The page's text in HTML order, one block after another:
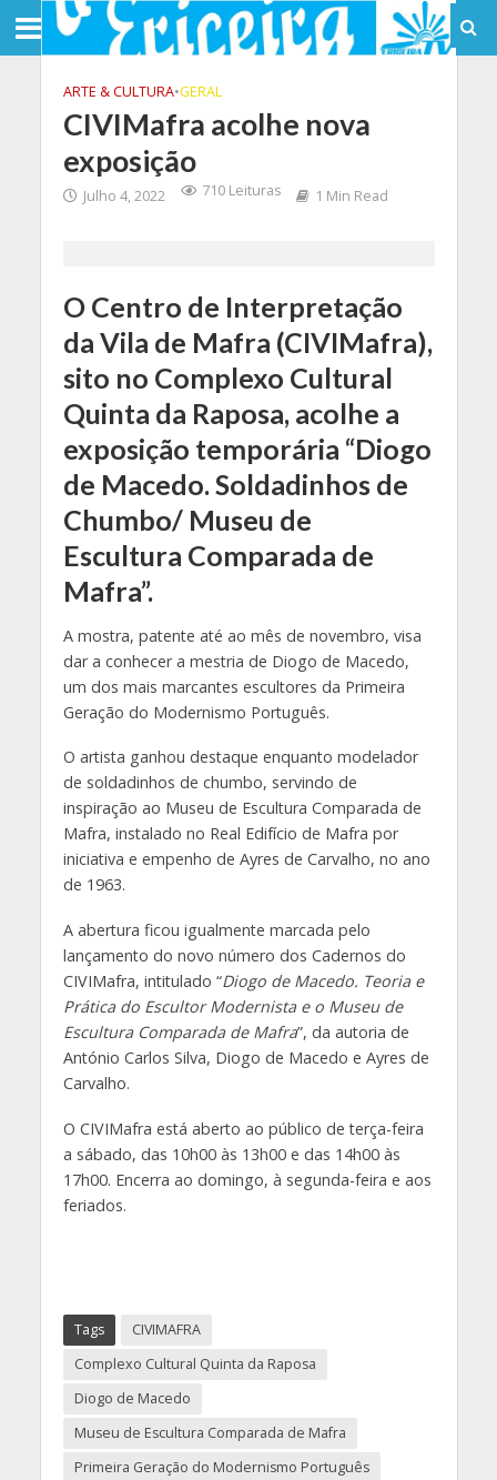
ARTE & CULTURA•GERAL
CIVIMafra acolhe nova
exposição
Julho 4, 2022 710 Leituras 1 Min Read
O Centro de Interpretação
da Vila de Mafra (CIVIMafra),
sito no Complexo Cultural
Quinta da Raposa, acolhe a
exposição temporária “Diogo
de Macedo. Soldadinhos de
Chumbo/ Museu de
Escultura Comparada de
Mafra”.
A mostra, patente até ao mês de novembro, visa
dar a conhecer a mestria de Diogo de Macedo,
um dos mais marcantes escultores da Primeira
Geração do Modernismo Português.
O artista ganhou destaque enquanto modelador
de soldadinhos de chumbo, servindo de
inspiração ao Museu de Escultura Comparada de
Mafra, instalado no Real Edifício de Mafra por
iniciativa e empenho de Ayres de Carvalho, no ano
de 1963.
A abertura ficou igualmente marcada pelo
lançamento do novo número dos Cadernos do
CIVIMafra, intitulado “Diogo de Macedo. Teoria e
Prática do Escultor Modernista e o Museu de
Escultura Comparada de Mafra”, da autoria de
António Carlos Silva, Diogo de Macedo e Ayres de
Carvalho.
O CIVIMafra está aberto ao público de terça-feira
a sábado, das 10h00 às 13h00 e das 14h00 às
17h00. Encerra ao domingo, à segunda-feira e aos
feriados.
Tags
CIVIMAFRA
Complexo Cultural Quinta da Raposa
Diogo de Macedo
Museu de Escultura Comparada de Mafra
Primeira Geração do Modernismo Português